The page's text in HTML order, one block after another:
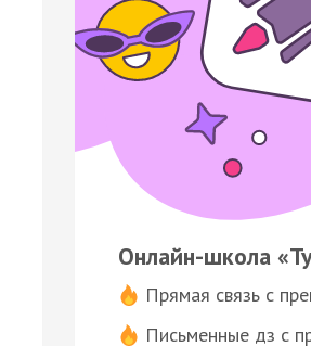
Онлайн-школа
Прямая связь с
Письменные дз с